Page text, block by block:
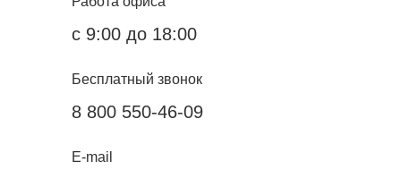
с 9:00 до 18:00
Бесплатный звонок
8 800 550-46-09
E-mail